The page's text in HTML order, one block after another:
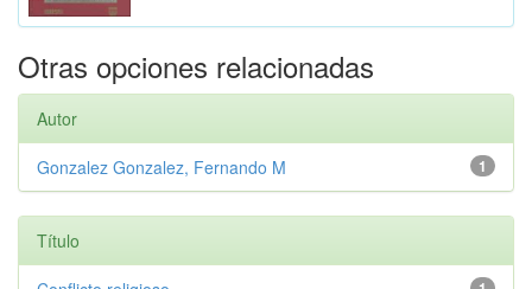
Otras opciones relacionadas
Autor
1
Gonzalez Gonzalez, Fernando M
Título